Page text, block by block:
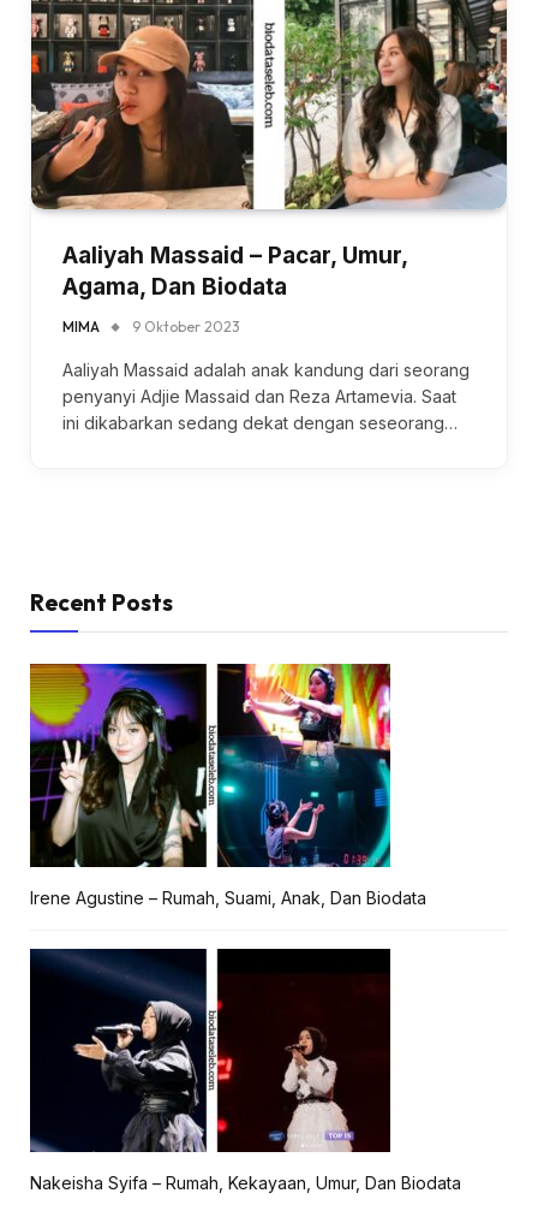
Aaliyah Massaid – Pacar, Umur,
Agama, Dan Biodata
MIMA 9 Oktober 2023
Aaliyah Massaid adalah anak kandung dari seorang
penyanyi Adjie Massaid dan Reza Artamevia. Saat
ini dikabarkan sedang dekat dengan seseorang…
Recent Posts
Irene Agustine – Rumah, Suami, Anak, Dan Biodata
Nakeisha Syifa – Rumah, Kekayaan, Umur, Dan Biodata